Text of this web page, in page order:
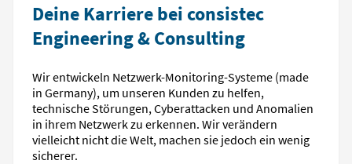
Deine Karriere bei consistec
Engineering & Consulting
Wir entwickeln Netzwerk-Monitoring-Systeme (made
in Germany), um unseren Kunden zu helfen,
technische Störungen, Cyber­attacken und Anomalien
in ihrem Netz­werk zu erkennen. Wir verändern
vielleicht nicht die Welt, machen sie jedoch ein wenig
sicherer.